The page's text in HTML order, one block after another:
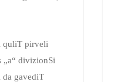
quliT pirveli
„a“ divizionSi
da gavediT